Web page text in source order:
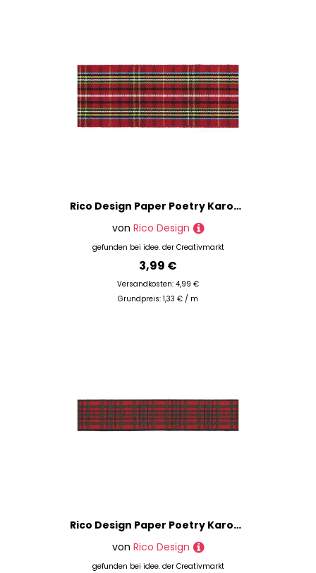
Lichterketten
Papp-Artikel
Schneide- & Prägemaschinen
Terracotta-Artikel
Rico Design Paper Poetry Karoband rot-blau-gelb-grün 38mm 3m
von Rico Design
gefunden bei idee. der Creativmarkt
3,99 €
Versandkosten: 4,99 €
Grundpreis: 1,33 € / m
Rico Design Paper Poetry Karoband rot-grün 16mm 3m
von Rico Design
gefunden bei idee. der Creativmarkt